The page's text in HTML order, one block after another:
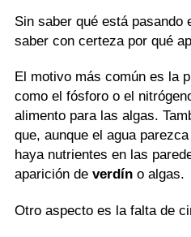
Sin saber qué está pasando
saber con certeza por qué
El motivo más común es la
como el fósforo o el
alimento para las algas.
que, aunque el agua
haya nutrientes en las
aparición de verdín o algas.
Otro aspecto es la falta de